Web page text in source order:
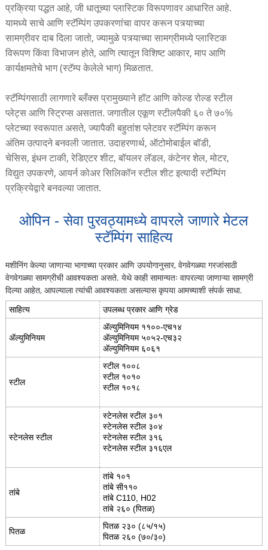
प्रक्रिया पद्धत आहे, जी धातूच्या प्लास्टिक विरूपणावर आधारित आहे.
यामध्ये साचे आणि स्टॅम्पिंग उपकरणांचा वापर करून पत्र्याच्या
सामग्रीवर दाब दिला जातो, ज्यामुळे पत्र्याच्या सामग्रीमध्ये प्लास्टिक
विरूपण किंवा विभाजन होते, आणि त्यातून विशिष्ट आकार, माप आणि
कार्यक्षमतेचे भाग (स्टॅम्प केलेले भाग) मिळतात.
स्टॅम्पिंगसाठी लागणारे ब्लँक्स प्रामुख्याने हॉट आणि कोल्ड रोल्ड स्टील
प्लेट्स आणि स्ट्रिप्स असतात. जगातील एकूण स्टीलपैकी ६० ते ७०%
प्लेटच्या स्वरूपात असते, ज्यापैकी बहुतांश प्लेटवर स्टॅम्पिंग करून
अंतिम उत्पादने बनवली जातात. उदाहरणार्थ, ऑटोमोबाईल बॉडी,
चेसिस, इंधन टाकी, रेडिएटर शीट, बॉयलर लॅडल, कंटेनर शेल, मोटर,
विद्युत उपकरणे, आयर्न कोअर सिलिकॉन स्टील शीट इत्यादी स्टॅम्पिंग
प्रक्रियेद्वारे बनवल्या जातात.
ओपिन - सेवा पुरवठ्यामध्ये वापरले जाणारे मेटल
स्टॅम्पिंग साहित्य
मशीनिंग केल्या जाणाऱ्या भागाच्या प्रकार आणि उपयोगानुसार, वेगवेगळ्या गरजांसाठी
वेगवेगळ्या सामग्रीची आवश्यकता असते. येथे काही सामान्यतः वापरल्या जाणाऱ्या सामग्री
दिल्या आहेत, आपल्याला त्यांची आवश्यकता असल्यास कृपया आमच्याशी संपर्क साधा.
साहित्य उपलब्ध प्रकार आणि ग्रेड
ॲल्युमिनियम
ॲल्युमिनियम ११००-एच१४
ॲल्युमिनियम ५०५२-एच३२
ॲल्युमिनियम ६०६१
स्टील
स्टील १००८
स्टील १०१०
स्टील १०१८
स्टेनलेस स्टील
स्टेनलेस स्टील ३०१
स्टेनलेस स्टील ३०४
स्टेनलेस स्टील ३१६
स्टेनलेस स्टील ३१६एल
तांबे
तांबे १०१
तांबे सी११०
तांबे C110, H02
तांबे २६० (पितळ)
पितळ
पितळ २३० (८५/१५)
पितळ २६० (७०/३०)